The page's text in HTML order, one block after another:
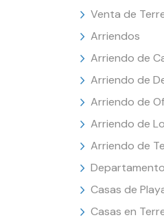
Venta de
Arriendos
Arriendo de
Arriendo de
Arriendo de
Arriendo de
Arriendo de
Casas de
Casas en